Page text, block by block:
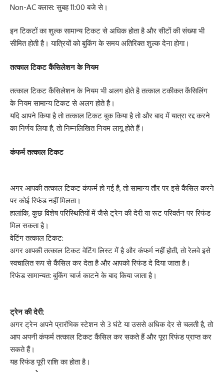
Non-AC क्लास: सुबह 11:00 बजे से।
इन टिकटों का शुल्क सामान्य टिकट से अधिक होता है और सीटों की संख्या भी
सीमित होती है। यात्रियों को बुकिंग के समय अतिरिक्त शुल्क देना होगा।
तत्काल टिकट कैंसिलेशन के नियम
तत्काल टिकट कैंसिलेशन के नियम भी अलग होते है तत्काल टकीकत कैंसिलिंग
के नियम सामान्य टिकट से अलग होते है।
यदि आपने किया है तो तत्काल टिकट बुक किया है तो और बाद में यात्रा रद्द करने
का निर्णय लिया है, तो निम्नलिखित नियम लागू होते हैं।
कंफर्म तत्काल टिकट
अगर आपकी तत्काल टिकट कंफर्म हो गई है, तो सामान्य तौर पर इसे कैंसिल करने
पर कोई रिफंड नहीं मिलता।
हालांकि, कुछ विशेष परिस्थितियों में जैसे ट्रेन की देरी या रूट परिवर्तन पर रिफंड
मिल सकता है।
वेटिंग तत्काल टिकट:
अगर आपकी तत्काल टिकट वेटिंग लिस्ट में है और कंफर्म नहीं होती, तो रेलवे इसे
स्वचालित रूप से कैंसिल कर देता है और आपको रिफंड दे दिया जाता है।
रिफंड सामान्यत: बुकिंग चार्ज काटने के बाद किया जाता है।
ट्रेन की देरी:
अगर ट्रेन अपने प्रारंभिक स्टेशन से 3 घंटे या उससे अधिक देर से चलती है, तो
आप अपनी कंफर्म तत्काल टिकट कैंसिल कर सकते हैं और पूरा रिफंड प्राप्त कर
सकते हैं।
यह रिफंड पूरी राशि का होता है।